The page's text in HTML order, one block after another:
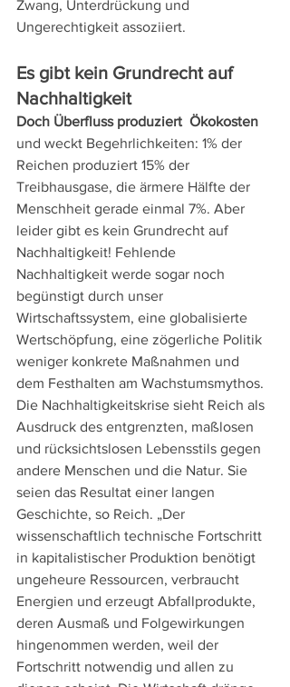
Zwang, Unterdrückung und
Ungerechtigkeit assoziiert.
Es gibt kein Grundrecht auf
Nachhaltigkeit
Doch Überfluss produziert  Ökokosten
und weckt Begehrlichkeiten: 1% der
Reichen produziert 15% der
Treibhausgase, die ärmere Hälfte der
Menschheit gerade einmal 7%. Aber
leider gibt es kein Grundrecht auf
Nachhaltigkeit! Fehlende
Nachhaltigkeit werde sogar noch
begünstigt durch unser
Wirtschaftssystem, eine globalisierte
Wertschöpfung, eine zögerliche Politik
weniger konkrete Maßnahmen und
dem Festhalten am Wachstumsmythos.
Die Nachhaltigkeitskrise sieht Reich als
Ausdruck des entgrenzten, maßlosen
und rücksichtslosen Lebensstils gegen
andere Menschen und die Natur. Sie
seien das Resultat einer langen
Geschichte, so Reich. „Der
wissenschaftlich technische Fortschritt
in kapitalistischer Produktion benötigt
ungeheure Ressourcen, verbraucht
Energien und erzeugt Abfallprodukte,
deren Ausmaß und Folgewirkungen
hingenommen werden, weil der
Fortschritt notwendig und allen zu